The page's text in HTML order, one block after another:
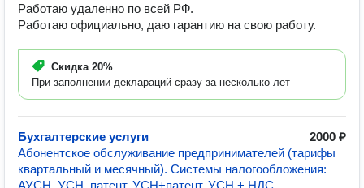
Работаю удаленно по всей РФ.
Работаю официально, даю гарантию на свою работу.
Скидка 20%
При заполнении деклараций сразу за несколько лет
Бухгалтерские услуги
2000 ₽
Абонентское обслуживание предпринимателей (тарифы
квартальный и месячный). Системы налогообложения:
АУСН, УСН, патент, УСН+патент, УСН + НДС.